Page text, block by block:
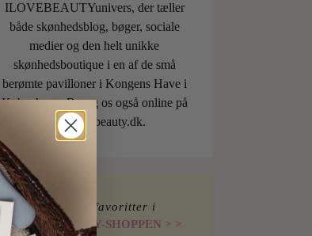
ILOVEBEAUTYunivers, der tæller
både skønhedsblog, bøger, sociale
medier og den helt unikke
skønhedsboutique i en af de små
berømte pavilloner i Kongens Have i
København. Besøg os også online på
shop.ilovebeauty.dk.
Find mine favoritter i
I LOVE BEAUTY-SHOPPEN > >